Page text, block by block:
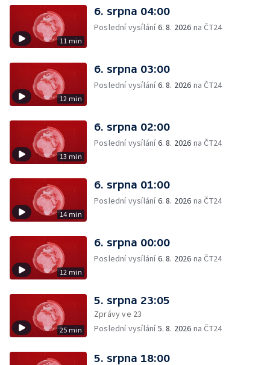
11 min
6. srpna 04:00
Poslední vysílání6. 8. 2026 na ČT24
12 min
6. srpna 03:00
Poslední vysílání6. 8. 2026 na ČT24
13 min
6. srpna 02:00
Poslední vysílání6. 8. 2026 na ČT24
14 min
6. srpna 01:00
Poslední vysílání6. 8. 2026 na ČT24
12 min
6. srpna 00:00
Poslední vysílání6. 8. 2026 na ČT24
25 min
5. srpna 23:05
Zprávy ve 23
Poslední vysílání5. 8. 2026 na ČT24
5. srpna 18:00